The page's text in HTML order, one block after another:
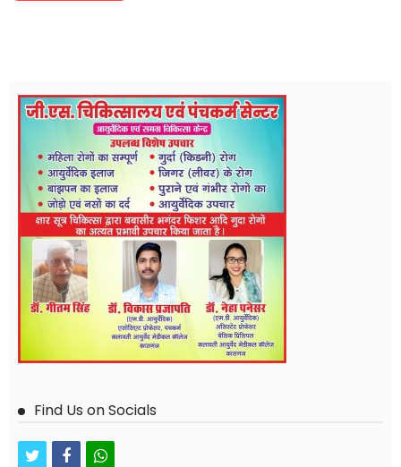
Find Us on Socials
twitterfacebookwhatsapp